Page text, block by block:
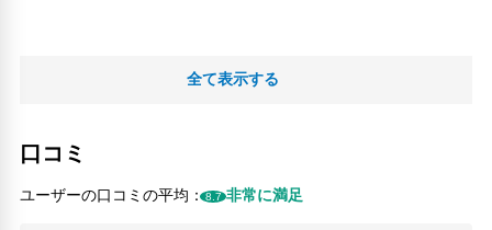
全て表示する
口コミ
ユーザーの口コミの平均：8.7 非常に満足